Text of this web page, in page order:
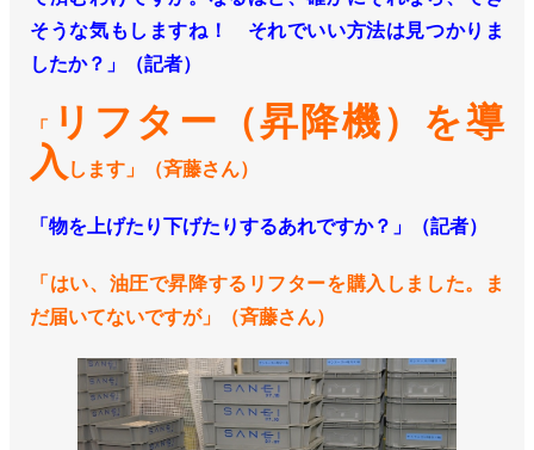
そうな気もしますね！ それでいい方法は見つかりま
したか？」（記者）
「
リフター（昇降機）を導
入 します」（斉藤さん）
「物を上げたり下げたりするあれですか？」（記者）
「はい、油圧で昇降するリフターを購入しました。ま
だ届いてないですが」（斉藤さん）